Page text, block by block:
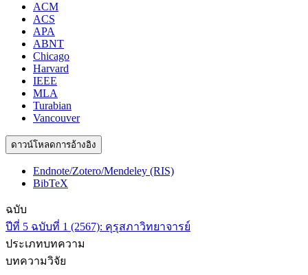
ACM
ACS
APA
ABNT
Chicago
Harvard
IEEE
MLA
Turabian
Vancouver
ดาวน์โหลดการอ้างอิง
Endnote/Zotero/Mendeley (RIS)
BibTeX
ฉบับ
ปีที่ 5 ฉบับที่ 1 (2567): คุรุสภาวิทยาจารย์
ประเภทบทความ
บทความวิจัย